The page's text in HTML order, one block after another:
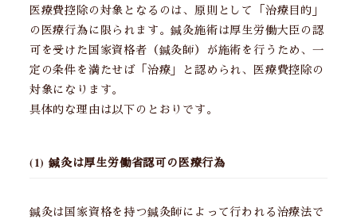
医療費控除の対象となるのは、原則として「治療目的」
の医療行為に限られます。鍼灸施術は厚生労働大臣の認
可を受けた国家資格者（鍼灸師）が施術を行うため、一
定の条件を満たせば「治療」と認められ、医療費控除の
対象になります。
具体的な理由は以下のとおりです。
(1) 鍼灸は厚生労働省認可の医療行為
鍼灸は国家資格を持つ鍼灸師によって行われる治療法で